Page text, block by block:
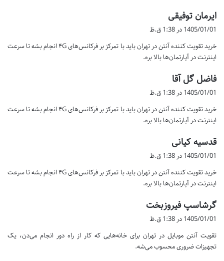
ایرمان توفیقی
:
1405/01/01 در 1:38 ق.ظ
خرید تقویت کننده آنتن در تهران باید با تمرکز بر فرکانس‌های ۴G انجام بشه تا سرعت
اینترنت در آپارتمان‌ها بالا بره.
فاضل گل آقا
ف
:
1405/01/01 در 1:38 ق.ظ
خرید تقویت کننده آنتن در تهران باید با تمرکز بر فرکانس‌های ۴G انجام بشه تا سرعت
اینترنت در آپارتمان‌ها بالا بره.
قدسیه کیانی
ف
:
1405/01/01 در 1:38 ق.ظ
خرید تقویت کننده آنتن در تهران باید با تمرکز بر فرکانس‌های ۴G انجام بشه تا سرعت
اینترنت در آپارتمان‌ها بالا بره.
گرشاسپ فیروزبخت
:
1405/01/01 در 1:38 ق.ظ
تقویت آنتن موبایل در تهران برای خانه‌هایی که کار از راه دور انجام می‌دن، یک
تجهیزات ضروری محسوب می‌شه.